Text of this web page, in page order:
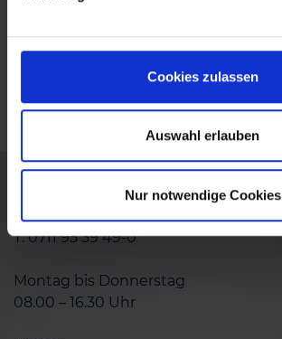
Cookies zulassen
Auswahl erlauben
Nur notwendige Cookies
zurück
T: 0711 95 39 49-0
Montag bis Donnerstag
08.00 – 16.30 Uhr